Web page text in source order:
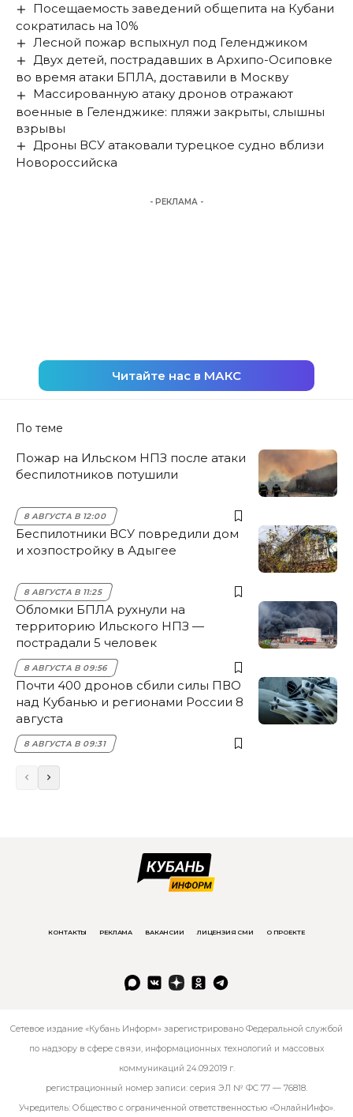
Посещаемость заведений общепита на Кубани
сократилась на 10%
Лесной пожар вспыхнул под Геленджиком
Двух детей, пострадавших в Архипо-Осиповке
во время атаки БПЛА, доставили в Москву
Массированную атаку дронов отражают
военные в Геленджике: пляжи закрыты, слышны
взрывы
Дроны ВСУ атаковали турецкое судно вблизи
Новороссийска
- РЕКЛАМА -
Читайте нас в МАКС
По теме
Пожар на Ильском НПЗ после атаки
беспилотников потушили
8 АВГУСТА В 12:00
Беспилотники ВСУ повредили дом
и хозпостройку в Адыгее
8 АВГУСТА В 11:25
Обломки БПЛА рухнули на
территорию Ильского НПЗ —
пострадали 5 человек
8 АВГУСТА В 09:56
Почти 400 дронов сбили силы ПВО
над Кубанью и регионами России 8
августа
8 АВГУСТА В 09:31
КОНТАКТЫ РЕКЛАМА ВАКАНСИИ ЛИЦЕНЗИЯ СМИ О ПРОЕКТЕ
Сетевое издание «Кубань Информ» зарегистрировано Федеральной службой
по надзору в сфере связи, информационных технологий и массовых
коммуникаций 24.09.2019 г.
регистрационный номер записи: серия ЭЛ № ФС 77 — 76818.
Учредитель: Общество с ограниченной ответственностью «ОнлайнИнфо».